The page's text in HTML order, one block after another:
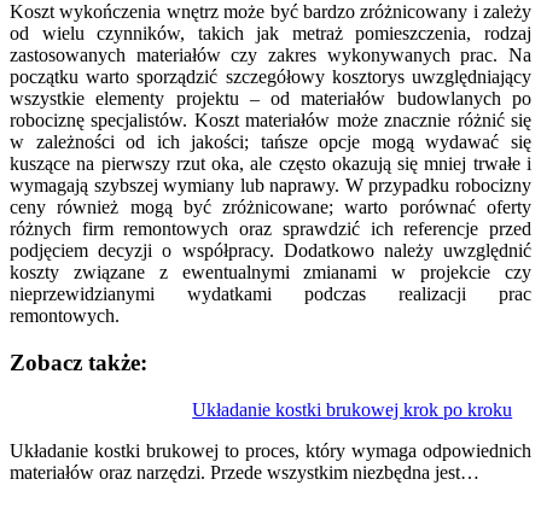
Koszt wykończenia wnętrz może być bardzo zróżnicowany i zależy
od wielu czynników, takich jak metraż pomieszczenia, rodzaj
zastosowanych materiałów czy zakres wykonywanych prac. Na
początku warto sporządzić szczegółowy kosztorys uwzględniający
wszystkie elementy projektu – od materiałów budowlanych po
robociznę specjalistów. Koszt materiałów może znacznie różnić się
w zależności od ich jakości; tańsze opcje mogą wydawać się
kuszące na pierwszy rzut oka, ale często okazują się mniej trwałe i
wymagają szybszej wymiany lub naprawy. W przypadku robocizny
ceny również mogą być zróżnicowane; warto porównać oferty
różnych firm remontowych oraz sprawdzić ich referencje przed
podjęciem decyzji o współpracy. Dodatkowo należy uwzględnić
koszty związane z ewentualnymi zmianami w projekcie czy
nieprzewidzianymi wydatkami podczas realizacji prac
remontowych.
Zobacz także:
Układanie kostki brukowej krok po kroku
Układanie kostki brukowej to proces, który wymaga odpowiednich
materiałów oraz narzędzi. Przede wszystkim niezbędna jest…
wpisu